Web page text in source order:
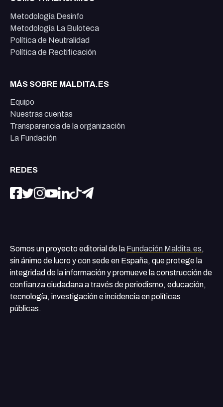
Metodología Desinfo
Metodología La Buloteca
Política de Neutralidad
Política de Rectificación
MÁS SOBRE MALDITA.ES
Equipo
Nuestras cuentas
Transparencia de la organización
La Fundación
REDES
Somos un proyecto editorial de la Fundación Maldita.es,
sin ánimo de lucro y con sede en España, que protege la
integridad de la información y promueve la construcción de
confianza ciudadana a través de periodismo, educación,
tecnología, investigación e incidencia en políticas
públicas.